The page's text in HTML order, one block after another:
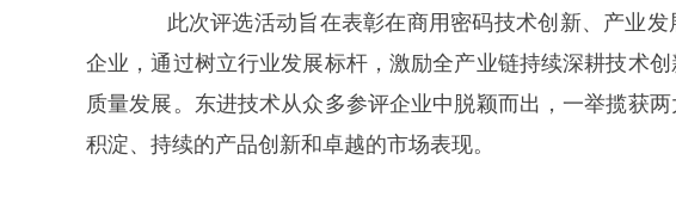
此次评选活动旨在表彰在商用密码技术创新、产业
企业，通过树立行业发展标杆，激励全产业链持续深耕技术
质量发展。东进技术从众多参评企业中脱颖而出，一举揽获
积淀、持续的产品创新和卓越的市场表现。